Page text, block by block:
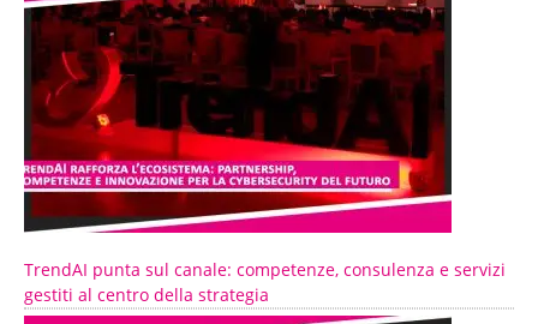
TrendAI punta sul canale: competenze, consulenza e servizi
gestiti al centro della strategia